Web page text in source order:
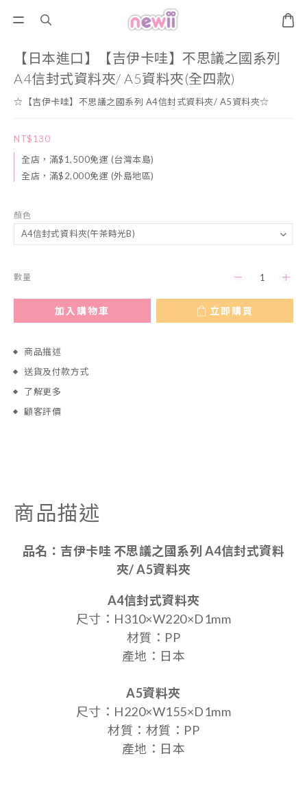
【日本進口】【吉伊卡哇】不思議之國系列
A4信封式資料夾/ A5資料夾(全四款)
☆【吉伊卡哇】不思議之國系列 A4信封式資料夾/ A5資料夾☆
NT$130
全店，滿$1,500免運 (台灣本島)
全店，滿$2,000免運 (外島地區)
顏色
數量
加入購物車 立即購買
商品描述
送貨及付款方式
了解更多
顧客評價
商品描述
品名： 吉伊卡哇 不思議之國系列 A4信封式資料
夾/ A5資料夾
A4信封式資料夾
尺寸：H310×W220×D1mm
材質：PP
產地：日本
A5資料夾
尺寸：H220×W155×D1mm
材質： 材質：PP
產地：日本